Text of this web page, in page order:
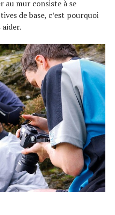
au mur consiste à se
de base, c’est pourquoi